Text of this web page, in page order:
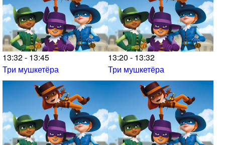
13:32 - 13:45
Три мушкетёра
13:20 - 13:32
Три мушкетёра